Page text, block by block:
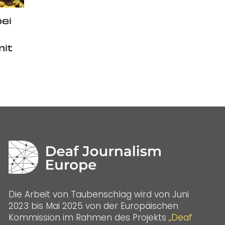
Die Arbeit von Taubenschlag wird von Juni
2023 bis Mai 2025 von der Europäischen
Kommission im Rahmen des Projekts „Deaf